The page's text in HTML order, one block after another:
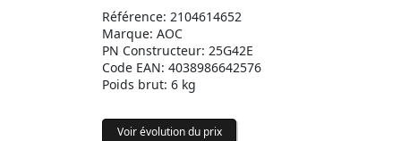
Référence: 2104614652
Marque: AOC
PN Constructeur: 25G42E
Code EAN: 4038986642576
Poids brut: 6 kg
Voir évolution du prix